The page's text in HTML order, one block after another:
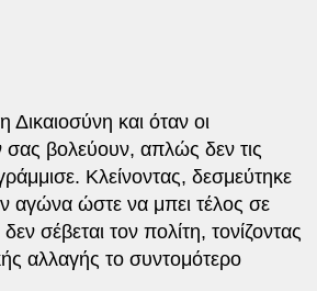
Δικαιοσύνη και όταν οι
σας βολεύουν, απλώς δεν τις
Κλείνοντας, δεσμεύτηκε
αγώνα ώστε να μπει τέλος σε
σέβεται τον πολίτη, τονίζοντας
αλλαγής το συντομότερο